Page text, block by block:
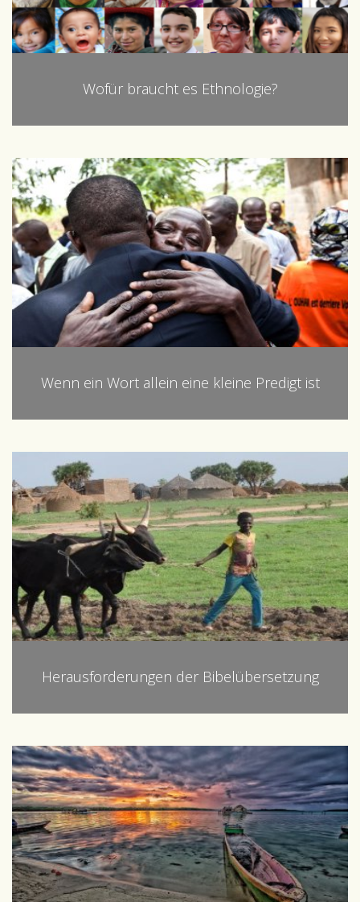
Wofür braucht es Ethnologie?
Wenn ein Wort allein eine kleine Predigt ist
Herausforderungen der Bibelübersetzung